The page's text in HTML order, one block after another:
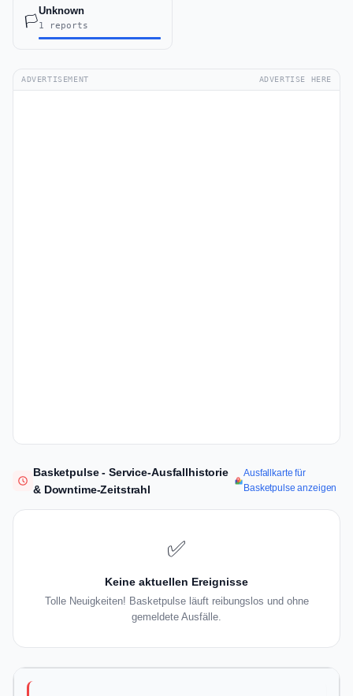
🏳️
Unknown
1 reports
ADVERTISEMENT ADVERTISE HERE
Basketpulse - Service-Ausfallhistorie
& Downtime-Zeitstrahl
Ausfallkarte für
Basketpulse anzeigen
✅
Keine aktuellen Ereignisse
Tolle Neuigkeiten! Basketpulse läuft reibungslos und ohne
gemeldete Ausfälle.